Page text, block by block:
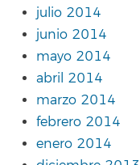
julio 2014
junio 2014
mayo 2014
abril 2014
marzo 2014
febrero 2014
enero 2014